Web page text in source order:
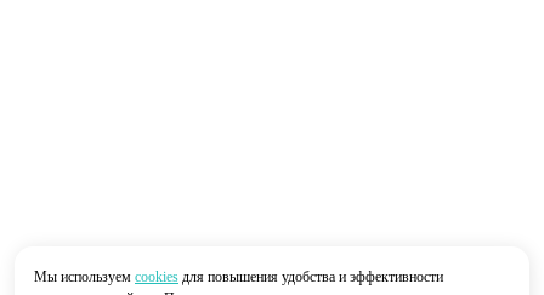
Мы используем cookies для повышения удобства и эффективности